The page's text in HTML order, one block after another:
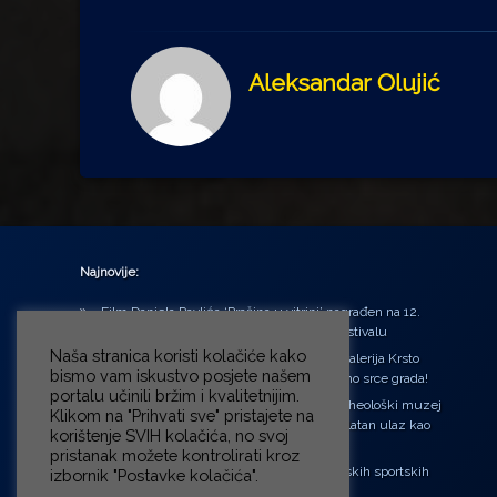
Aleksandar Olujić
Najnovije:
Film Daniela Pavlića ‘Prašina u vitrini’ nagrađen na 12.
Green Montenegro International Film Festivalu
U središtu Petrinje otvorena obnovljena Galerija Krsto
Hegedušić: Kultura vraćena kući, u samo srce grada!
Od petka do nedjelje (31.7. – 2.8.2026.) Arheološki muzej
u Zagrebu otvara vrata građanima: Besplatan ulaz kao
zaklon od toplinskog vala
‘Ni med cvetjem ni pravice’ na Aleji hrvatskih sportskih
Naša stranica koristi kolačiće kako
bismo vam iskustvo posjete našem
portalu učinili bržim i kvalitetnijim.
Klikom na "Prihvati sve" pristajete na
korištenje SVIH kolačića, no svoj
pristanak možete kontrolirati kroz
izbornik "Postavke kolačića".